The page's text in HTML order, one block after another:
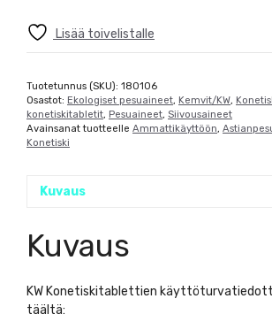
Lisää toivelistalle
Tuotetunnus (SKU): 180106
Osastot: Ekologiset pesuaineet, Kemvit/KW,
konetiskitabletit, Pesuaineet, Siivousaineet
Avainsanat tuotteelle Ammattikäyttöön,
Konetiski
Kuvaus
Kuvaus
KW Konetiskitablettien
täältä: